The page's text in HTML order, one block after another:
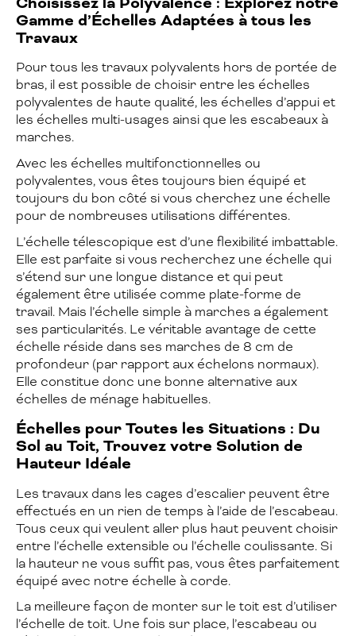
Gamme d’Échelles Adaptées à tous les
Travaux
Pour tous les travaux polyvalents hors de portée de
bras, il est possible de choisir entre les échelles
polyvalentes de haute qualité, les échelles d’appui et
les échelles multi-usages ainsi que les escabeaux à
marches.
Avec les échelles multifonctionnelles ou
polyvalentes, vous êtes toujours bien équipé et
toujours du bon côté si vous cherchez une échelle
pour de nombreuses utilisations différentes.
L’échelle télescopique est d’une flexibilité imbattable.
Elle est parfaite si vous recherchez une échelle qui
s’étend sur une longue distance et qui peut
également être utilisée comme plate-forme de
travail. Mais l’échelle simple à marches a également
ses particularités. Le véritable avantage de cette
échelle réside dans ses marches de 8 cm de
profondeur (par rapport aux échelons normaux).
Elle constitue donc une bonne alternative aux
échelles de ménage habituelles.
Échelles pour Toutes les Situations : Du
Sol au Toit, Trouvez votre Solution de
Hauteur Idéale
Les travaux dans les cages d’escalier peuvent être
effectués en un rien de temps à l’aide de l’escabeau.
Tous ceux qui veulent aller plus haut peuvent choisir
entre l’échelle extensible ou l’échelle coulissante. Si
la hauteur ne vous suffit pas, vous êtes parfaitement
équipé avec notre échelle à corde.
La meilleure façon de monter sur le toit est d’utiliser
l’échelle de toit. Une fois sur place, l’escabeau ou